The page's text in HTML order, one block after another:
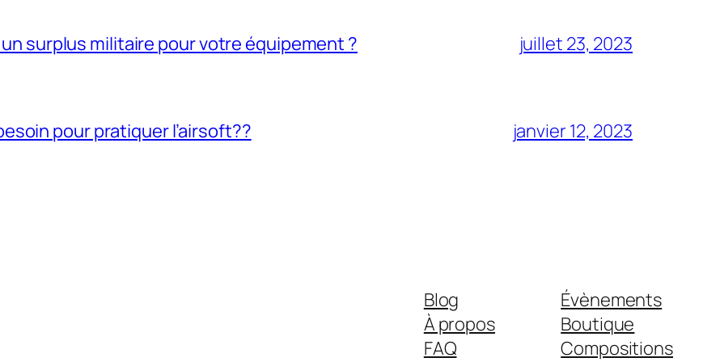
surplus militaire pour votre équipement ? juillet 23, 2023
pour pratiquer l’airsoft?? janvier 12, 2023
Blog
À propos
FAQ
Évènements
Boutique
Compositions